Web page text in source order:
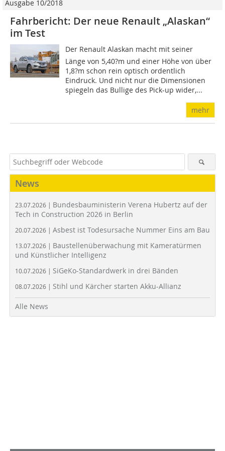
Ausgabe 10/2018
Fahrbericht: Der neue Renault „Alaskan“
im Test
Der Renault Alaskan macht mit seiner
Länge von 5,40?m und einer Höhe von über
1,8?m schon rein optisch ordentlich
Eindruck. Und nicht nur die Dimensionen
spiegeln das Bullige des Pick-up wider,...
mehr
News
23.07.2026 | Bundesbauministerin Verena Hubertz auf der
Tech in Construction 2026 in Berlin
20.07.2026 | Asbest ist Todesursache Nummer Eins am Bau
13.07.2026 | Baustellenüberwachung mit Kameratürmen
und Künstlicher Intelligenz
10.07.2026 | SiGeKo-Standardwerk in drei Bänden
08.07.2026 | Stihl und Kärcher starten Akku-Allianz
Alle News